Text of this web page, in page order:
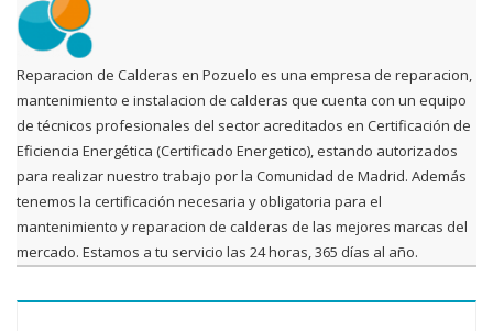
Reparacion de Calderas en Pozuelo es una empresa de reparacion,
mantenimiento e instalacion de calderas que cuenta con un equipo
de técnicos profesionales del sector acreditados en Certificación de
Eficiencia Energética (Certificado Energetico), estando autorizados
para realizar nuestro trabajo por la Comunidad de Madrid. Además
tenemos la certificación necesaria y obligatoria para el
mantenimiento y reparacion de calderas de las mejores marcas del
mercado. Estamos a tu servicio las 24 horas, 365 días al año.